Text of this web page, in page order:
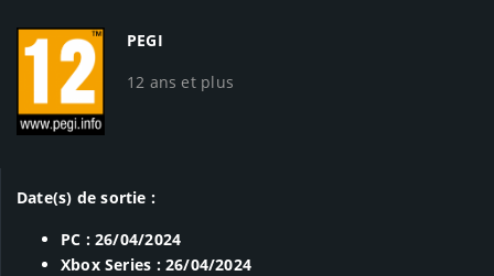
PEGI
12 ans et plus
Date(s) de sortie :
PC : 26/04/2024
Xbox Series : 26/04/2024